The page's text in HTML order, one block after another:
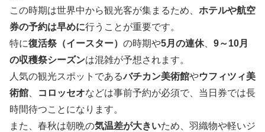
この時期は世界中から観光客が集まるため、 ホテルや航空
券の予約は早めに行うことが重要です。
特に復活祭（イースター） の時期や5月の連休、 9～10月
の収穫祭シーズンは混雑が予想されます。
人気の観光スポットであるバチカン美術館やウフィツィ美
術館、 コロッセオなどは事前予約が必須で、当日券では長
時間待つことになります。
また、春秋は朝晩の気温差が大きいため、羽織物や軽いジ